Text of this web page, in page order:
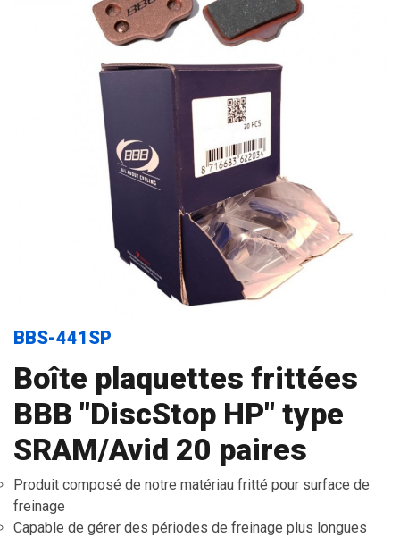
BBS-441SP
Boîte plaquettes frittées
BBB "DiscStop HP" type
SRAM/Avid 20 paires
Produit composé de notre matériau fritté pour surface de
freinage
Capable de gérer des périodes de freinage plus longues